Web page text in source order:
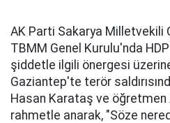
AK Parti Sakarya Milletvekili
TBMM Genel Kurulu'nda
şiddetle ilgili önergesi
Gaziantep'te terör
Hasan Karataş ve öğretmen
rahmetle anarak, "Söze